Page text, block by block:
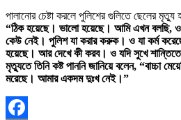
পালানোর চেষ্টা করলে পুলিশের গুলিতে ছেলের মৃত্যু
“ঠিক হয়েছে। ভালো হয়েছে। আমি এখন বলছি,
কেউ নেই। পুলিশ যা করার করুক। ও যা কর্ম
হয়েছে। আর দেখে কী করব। ও যদি সুখে
মৃত্যুতে তিনি কষ্ট পাননি জানিয়ে বলেন, “বাচ্চা
মরেছে। আমার একদম দুঃখ নেই।”